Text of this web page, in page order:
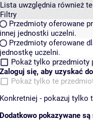
Lista uwzględnia również
Filtry
Przedmioty oferowane
innej jednostki uczelni.
Przedmioty oferowane
jednostkę uczelni.
Pokaż tylko przedmioty
Zaloguj się, aby uzyskać
Pokaż tylko te
Konkretniej - pokazuj tylko
Dodatkowo pokazywane